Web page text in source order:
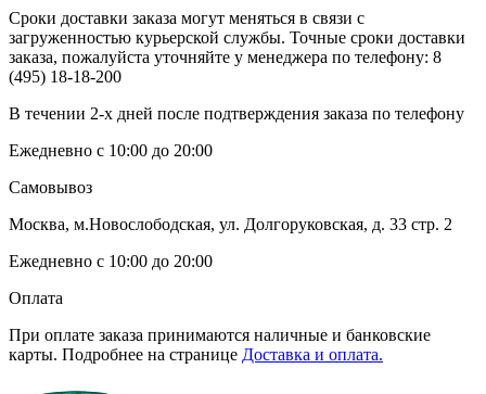
Сроки доставки заказа могут меняться в связи с
загруженностью курьерской службы. Точные сроки доставки
заказа, пожалуйста уточняйте у менеджера по телефону: 8
(495) 18-18-200
В течении 2-х дней после подтверждения заказа по телефону
Ежедневно с 10:00 до 20:00
Самовывоз
Москва, м.Новослободская, ул. Долгоруковская, д. 33 стр. 2
Ежедневно с 10:00 до 20:00
Оплата
При оплате заказа принимаются наличные и банковские
карты. Подробнее на странице Доставка и оплата.